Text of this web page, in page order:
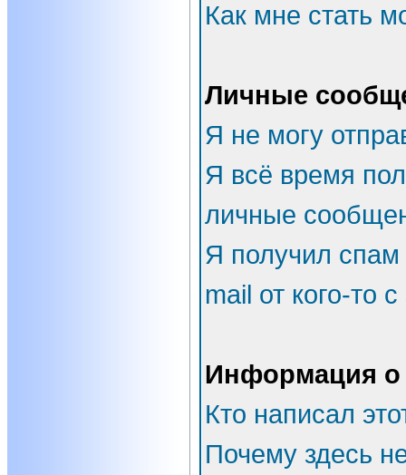
Как мне стать
Личные
Я не могу
Я всё время
личные
Я получил
mail от кого-то
Информация о
Кто написал
Почему здесь